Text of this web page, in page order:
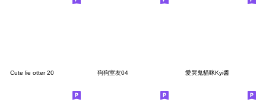
Cute lie otter 20 狗狗室友04 愛哭鬼貓咪Kyi醬